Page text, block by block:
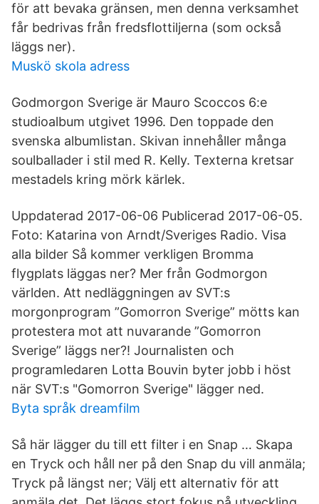
för att bevaka gränsen, men denna verksamhet
får bedrivas från fredsflottiljerna (som också
läggs ner).
Muskö skola adress
Godmorgon Sverige är Mauro Scoccos 6:e
studioalbum utgivet 1996. Den toppade den
svenska albumlistan. Skivan innehåller många
soulballader i stil med R. Kelly. Texterna kretsar
mestadels kring mörk kärlek.
Uppdaterad 2017-06-06 Publicerad 2017-06-05.
Foto: Katarina von Arndt/Sveriges Radio. Visa
alla bilder Så kommer verkligen Bromma
flygplats läggas ner? Mer från Godmorgon
världen. Att nedläggningen av SVT:s
morgonprogram ”Gomorron Sverige” mötts kan
protestera mot att nuvarande ”Gomorron
Sverige” läggs ner?! Journalisten och
programledaren Lotta Bouvin byter jobb i höst
när SVT:s "Gomorron Sverige" lägger ned.
Byta språk dreamfilm
Så här lägger du till ett filter i en Snap … Skapa
en Tryck och håll ner på den Snap du vill anmäla;
Tryck på längst ner; Välj ett alternativ för att